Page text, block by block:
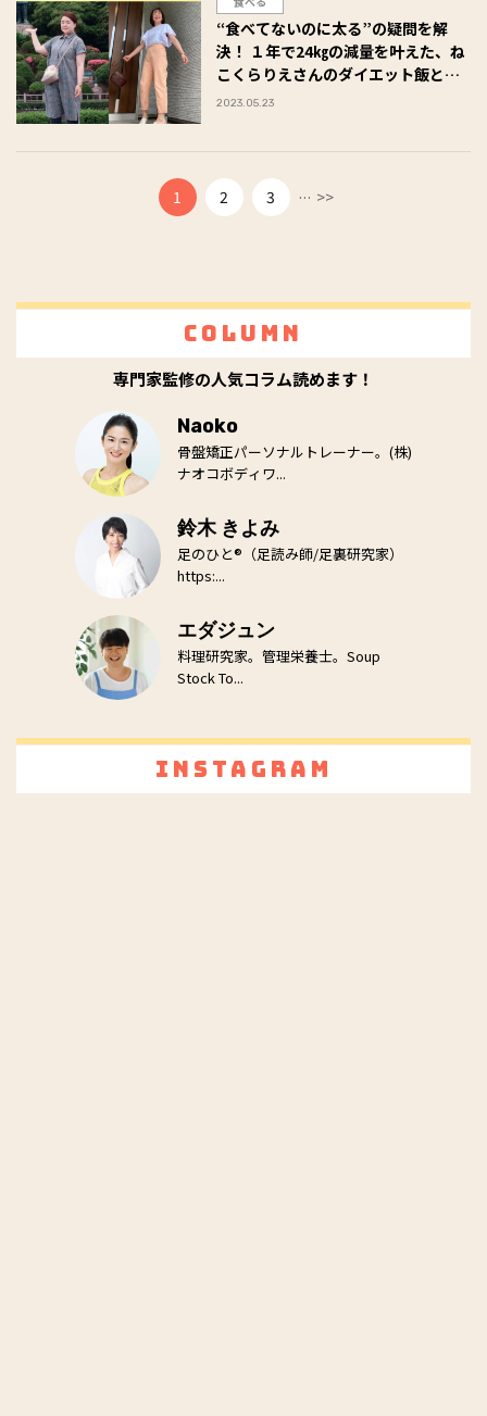
“食べてないのに太る”の疑問を解
決！ １年で24㎏の減量を叶えた、ね
こくらりえさんのダイエット飯と
は？
2023.05.23
1 2 3 ... >>
Column
専門家監修の人気コラム読めます！
Naoko
骨盤矯正パーソナルトレーナー。(株)
ナオコボディワ...
鈴木 きよみ
足のひと®（足読み師/足裏研究家）
https:...
エダジュン
料理研究家。管理栄養士。Soup
Stock To...
Instagram